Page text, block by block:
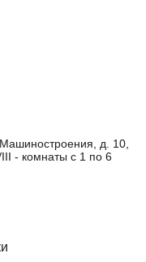
д. 10,
- комнаты с 1 по 6